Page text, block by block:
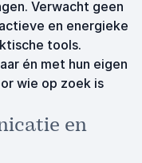
Verwacht geen
en energieke
tools.
én met hun eigen
wie op zoek is
en